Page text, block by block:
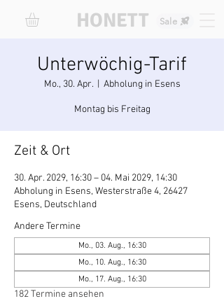
Sale
HONETT
Unterwöchig-Tarif
Mo., 30. Apr.
  |
Abholung in Esens
Montag bis Freitag
Zeit & Ort
30. Apr. 2029, 16:30 – 04. Mai 2029, 14:30
Abholung in Esens, Westerstraße 4, 26427
Esens, Deutschland
Andere Termine
Mo., 03. Aug., 16:30
Mo., 10. Aug., 16:30
Mo., 17. Aug., 16:30
182 Termine ansehen